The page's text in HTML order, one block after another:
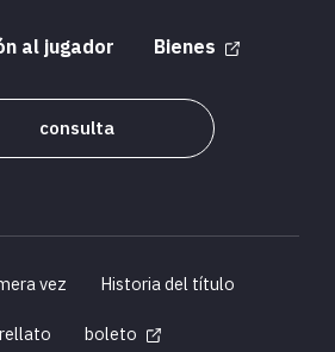
al jugador Bienes
consulta
vez
Historia del título
boleto